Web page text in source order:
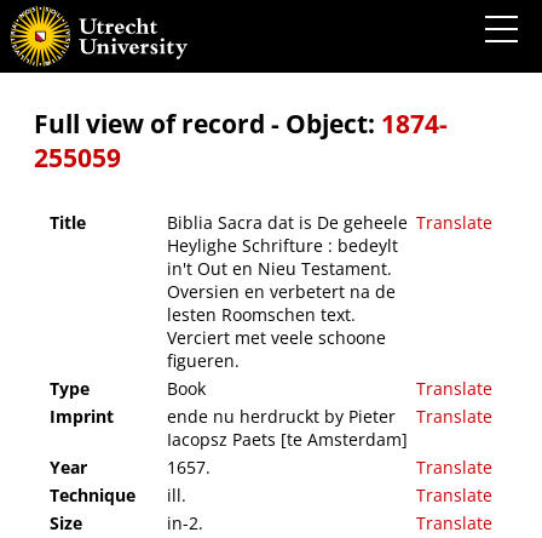
Biblia Sacra dat is De geheele Heylighe Schrifture : bedeylt in't Out en Nieu Testament.
Oversien en verbetert na de lesten Roomschen text. Verciert met veele schoone
figueren.
Full view of record - Object: 1874-
255059
Title
Biblia Sacra dat is De geheele
Heylighe Schrifture : bedeylt
in't Out en Nieu Testament.
Oversien en verbetert na de
lesten Roomschen text.
Verciert met veele schoone
figueren.
Translate
Type Book
Translate
Imprint
ende nu herdruckt by Pieter
Iacopsz Paets [te Amsterdam]
Translate
Year 1657.
Translate
Technique
ill.
Translate
Size
in-2.
Translate